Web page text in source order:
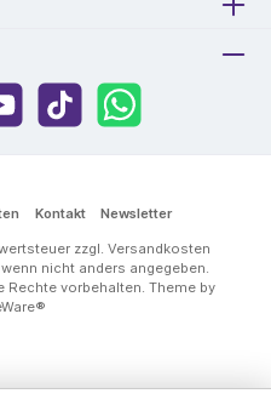
Kontakt Newsletter
zzgl. Versandkosten
nicht anders angegeben.
Rechte vorbehalten. Theme by